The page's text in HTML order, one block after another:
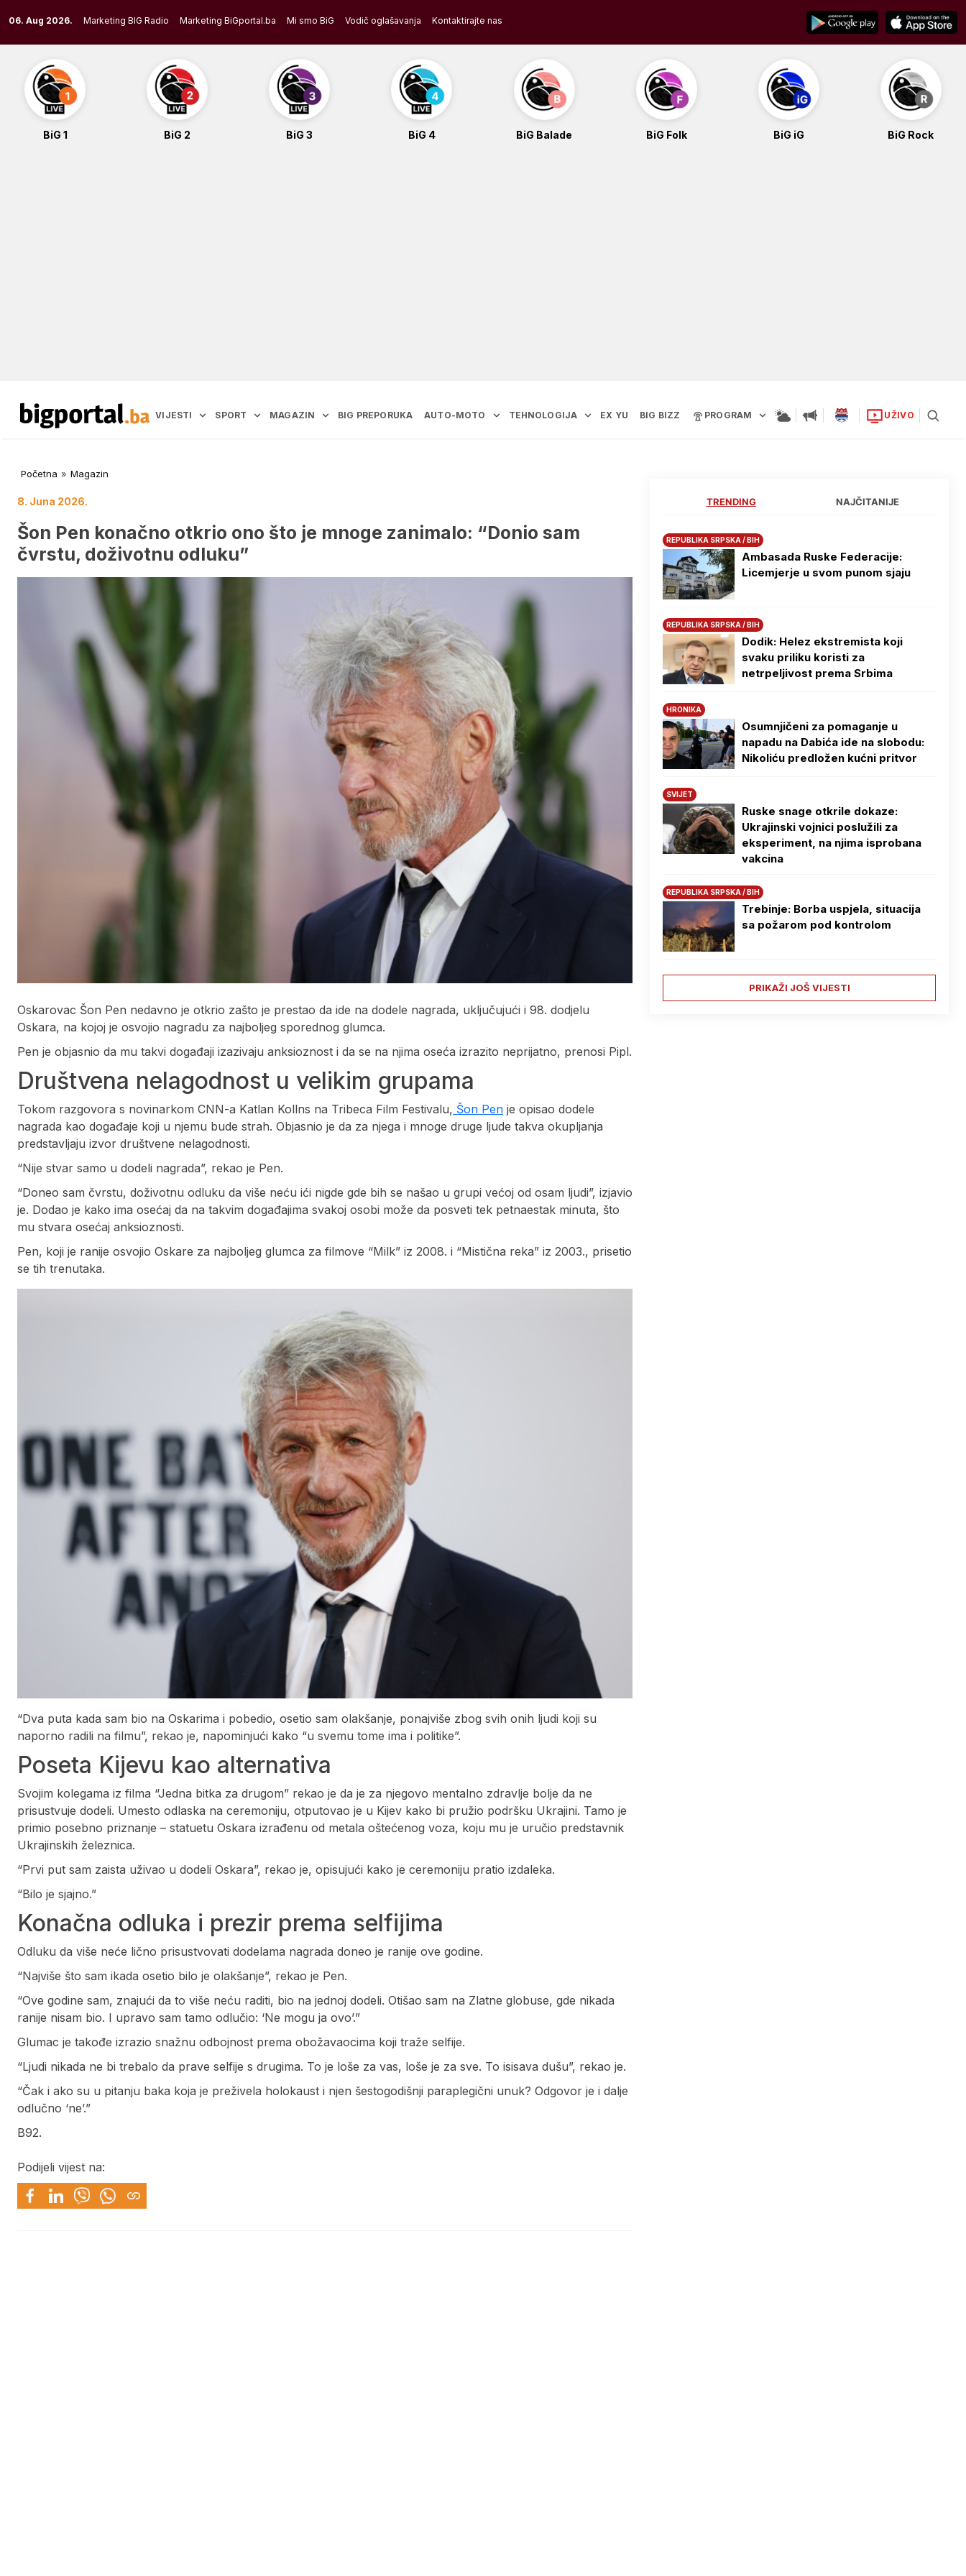
to
content
06. Aug 2026. Marketing BIG Radio Marketing BiGportal.ba Mi smo BiG Vodič oglašavanja Kontaktirajte nas
BiG 1 BiG 2 BiG 3 BiG 4 BiG Balade BiG Folk BiG iG BiG Rock
VIJESTI SPORT MAGAZIN BIG PREPORUKA AUTO-MOTO TEHNOLOGIJA EX YU BIG BIZZ PROGRAM UŽIVO
Početna » Magazin
8. Juna 2026.
Šon Pen konačno otkrio ono što je mnoge zanimalo: “Donio sam
čvrstu, doživotnu odluku”
Oskarovac Šon Pen nedavno je otkrio zašto je prestao da ide na dodele nagrada, uključujući i 98. dodjelu
Oskara, na kojoj je osvojio nagradu za najboljeg sporednog glumca.
Pen je objasnio da mu takvi događaji izazivaju anksioznost i da se na njima oseća izrazito neprijatno, prenosi Pipl.
Društvena nelagodnost u velikim grupama
Tokom razgovora s novinarkom CNN-a Katlan Kollns na Tribeca Film Festivalu, Šon Pen je opisao dodele
nagrada kao događaje koji u njemu bude strah. Objasnio je da za njega i mnoge druge ljude takva okupljanja
predstavljaju izvor društvene nelagodnosti.
“Nije stvar samo u dodeli nagrada”, rekao je Pen.
“Doneo sam čvrstu, doživotnu odluku da više neću ići nigde gde bih se našao u grupi većoj od osam ljudi”, izjavio
je. Dodao je kako ima osećaj da na takvim događajima svakoj osobi može da posveti tek petnaestak minuta, što
mu stvara osećaj anksioznosti.
Pen, koji je ranije osvojio Oskare za najboljeg glumca za filmove “Milk” iz 2008. i “Mistična reka” iz 2003., prisetio
se tih trenutaka.
“Dva puta kada sam bio na Oskarima i pobedio, osetio sam olakšanje, ponajviše zbog svih onih ljudi koji su
naporno radili na filmu”, rekao je, napominjući kako “u svemu tome ima i politike”.
Poseta Kijevu kao alternativa
Svojim kolegama iz filma “Jedna bitka za drugom” rekao je da je za njegovo mentalno zdravlje bolje da ne
prisustvuje dodeli. Umesto odlaska na ceremoniju, otputovao je u Kijev kako bi pružio podršku Ukrajini. Tamo je
primio posebno priznanje – statuetu Oskara izrađenu od metala oštećenog voza, koju mu je uručio predstavnik
Ukrajinskih železnica.
“Prvi put sam zaista uživao u dodeli Oskara”, rekao je, opisujući kako je ceremoniju pratio izdaleka.
“Bilo je sjajno.”
Konačna odluka i prezir prema selfijima
Odluku da više neće lično prisustvovati dodelama nagrada doneo je ranije ove godine.
“Najviše što sam ikada osetio bilo je olakšanje”, rekao je Pen.
“Ove godine sam, znajući da to više neću raditi, bio na jednoj dodeli. Otišao sam na Zlatne globuse, gde nikada
ranije nisam bio. I upravo sam tamo odlučio: ‘Ne mogu ja ovo’.”
Glumac je takođe izrazio snažnu odbojnost prema obožavaocima koji traže selfije.
“Ljudi nikada ne bi trebalo da prave selfije s drugima. To je loše za vas, loše je za sve. To isisava dušu”, rekao je.
“Čak i ako su u pitanju baka koja je preživela holokaust i njen šestogodišnji paraplegični unuk? Odgovor je i dalje
odlučno ‘ne’.”
B92.
Podijeli vijest na:
TRENDING NAJČITANIJE
REPUBLIKA SRPSKA / BIH
Ambasada Ruske Federacije:
Licemjerje u svom punom sjaju
REPUBLIKA SRPSKA / BIH
Dodik: Helez ekstremista koji
svaku priliku koristi za
netrpeljivost prema Srbima
HRONIKA
Osumnjičeni za pomaganje u
napadu na Dabića ide na slobodu:
Nikoliću predložen kućni pritvor
SVIJET
Ruske snage otkrile dokaze:
Ukrajinski vojnici poslužili za
eksperiment, na njima isprobana
vakcina
REPUBLIKA SRPSKA / BIH
Trebinje: Borba uspjela, situacija
sa požarom pod kontrolom
PRIKAŽI JOŠ VIJESTI